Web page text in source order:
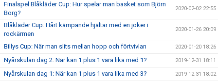
Finalspel Blåkläder Cup: Hur spelar man basket som Björn
Borg?
2020-02-02 22:55
Blåkläder Cup: Hårt kämpande hjältar med en joker i
rockärmen
2020-01-26 20:09
Billys Cup: När man slits mellan hopp och förtvivlan 2020-01-20 18:26
Nyårskulan dag 2: När kan 1 plus 1 vara lika med 1? 2019-12-31 18:11
Nyårskulan dag 1: När kan 1 plus 1 vara lika med 3? 2019-12-31 18:02